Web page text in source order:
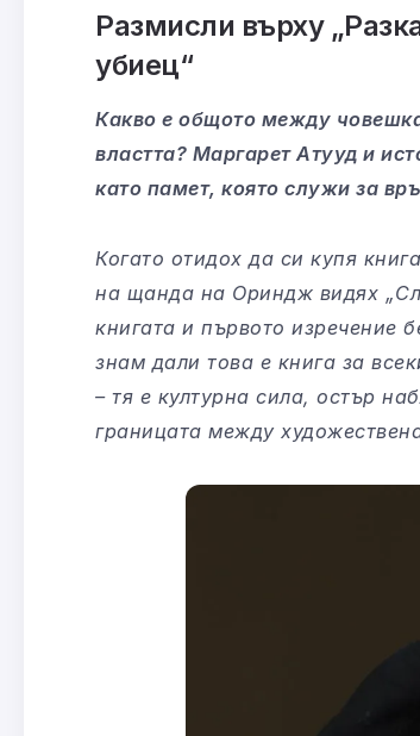
Размисли върху
убиец“
Какво е общото между
властта? Маргарет Атууд и
като памет, която служи за
Когато отидох да си купя
на щанда на Ориндж видях
книгата и първото изречение
знам дали това е книга за
– тя е културна сила, остър
границата между